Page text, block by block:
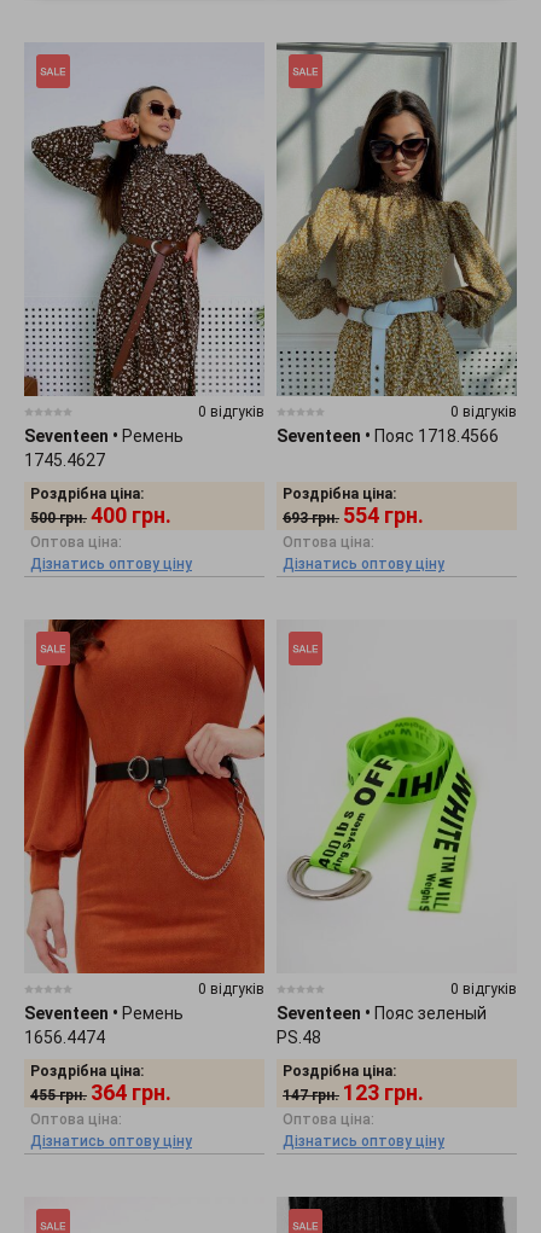
0 відгуків
Seventeen • Ремень
1745.4627
Роздрібна ціна:
500 грн. 400 грн.
Оптова ціна:
Дізнатись оптову ціну
0 відгуків
Seventeen • Пояс 1718.4566
Роздрібна ціна:
693 грн. 554 грн.
Оптова ціна:
Дізнатись оптову ціну
0 відгуків
Seventeen • Ремень
1656.4474
Роздрібна ціна:
455 грн. 364 грн.
Оптова ціна:
Дізнатись оптову ціну
0 відгуків
Seventeen • Пояс зеленый
PS.48
Роздрібна ціна:
147 грн. 123 грн.
Оптова ціна:
Дізнатись оптову ціну